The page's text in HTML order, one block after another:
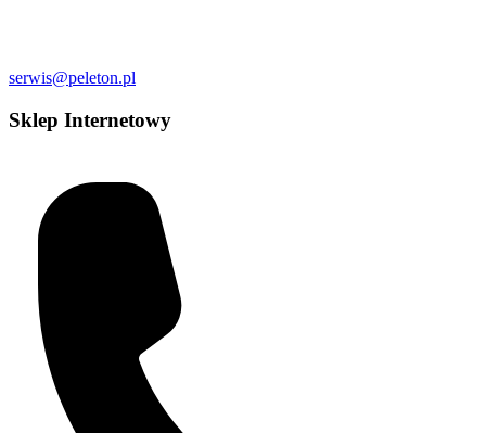
serwis@peleton.pl
Sklep Internetowy